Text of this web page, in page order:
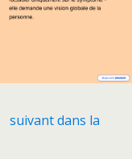
suivant dans la